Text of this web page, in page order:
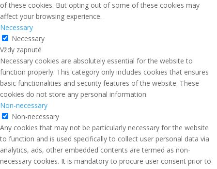
of these cookies. But opting out of some of these cookies may
affect your browsing experience.
Necessary
Necessary
Vždy zapnuté
Necessary cookies are absolutely essential for the website to
function properly. This category only includes cookies that ensures
basic functionalities and security features of the website. These
cookies do not store any personal information.
Non-necessary
Non-necessary
Any cookies that may not be particularly necessary for the website
to function and is used specifically to collect user personal data via
analytics, ads, other embedded contents are termed as non-
necessary cookies. It is mandatory to procure user consent prior to